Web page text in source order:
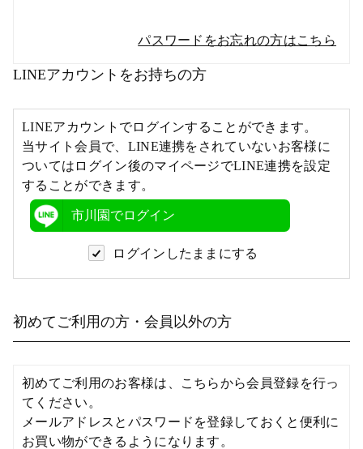
パスワードをお忘れの方はこちら
LINEアカウントをお持ちの方
LINEアカウントでログインすることができます。
当サイト会員で、LINE連携をされていないお客様に
ついてはログイン後のマイページでLINE連携を設定
することができます。
市川園でログイン
ログインしたままにする
初めてご利用の方・会員以外の方
初めてご利用のお客様は、こちらから会員登録を行っ
てください。
メールアドレスとパスワードを登録しておくと便利に
お買い物ができるようになります。